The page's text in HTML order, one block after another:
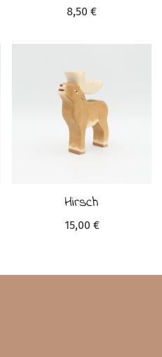
8,50 €
Hirsch
15,00 €